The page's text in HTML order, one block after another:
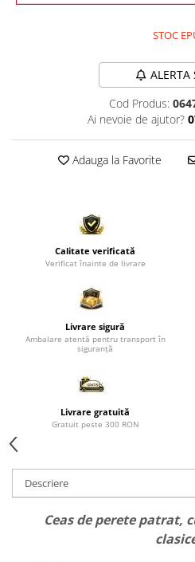
Comode TV
Biblioteci si Rafturi
Rafturi de perete
Mobilier bar
Carucior de servire
Postamente, Piedestale
Paravane de camera
STOC
ALERTA
Cod Produs:
Ai nevoie de ajutor?
Adauga la Favorite
Calitate verificată
Verificat înainte de livrare
Livrare sigură
Ambalare atentă pentru transport în
siguranță
Livrare gratuită
Gratuit peste 300 RON
Descriere
Ceas de perete patrat,